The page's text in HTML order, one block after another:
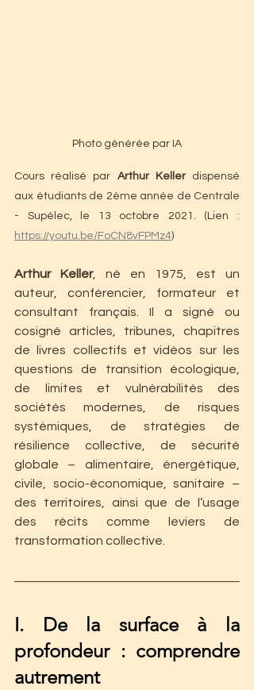
Photo générée par IA
Cours réalisé par Arthur Keller dispensé
aux étudiants de 2ème année de Centrale
https://youtu.be/FoCN8vFPMz4)
Arthur Keller, né en 1975, est un
auteur, conférencier, formateur et
consultant français. Il a signé ou
cosigné articles, tribunes, chapitres
de livres collectifs et vidéos sur les
questions de transition écologique,
de limites et vulnérabilités des
sociétés modernes, de risques
systémiques, de stratégies de
résilience collective, de sécurité
globale – alimentaire, énergétique,
civile, socio-économique, sanitaire –
des territoires, ainsi que de l’usage
des récits comme leviers de
transformation collective.
I. De la surface à la
profondeur : comprendre
autrement